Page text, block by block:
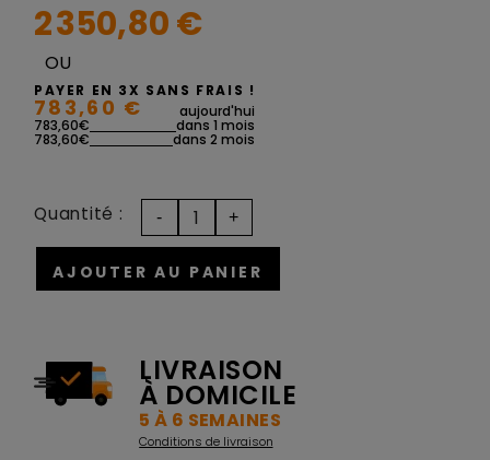
2 350,80 €
OU
PAYER EN 3X SANS FRAIS !
783,60 € aujourd'hui
783,60€ dans 1 mois
783,60€ dans 2 mois
AJOUTER AU PANIER
Quantité :
LIVRAISON
À DOMICILE
5 À 6 SEMAINES
Conditions de livraison